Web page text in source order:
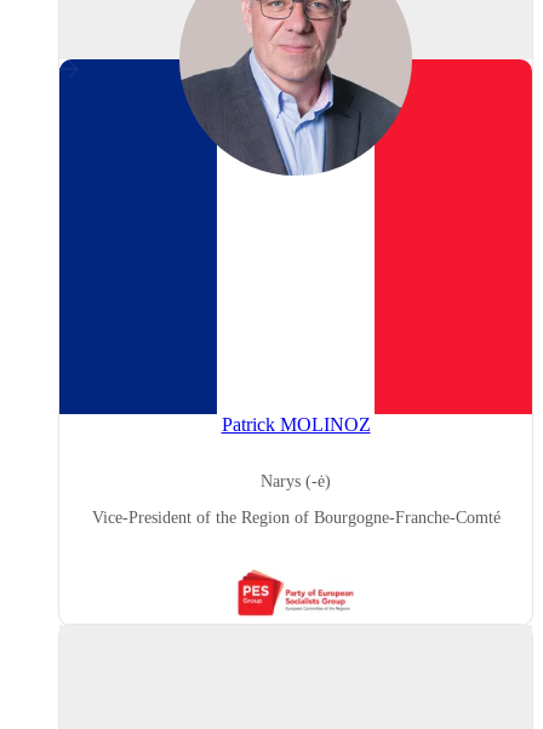
Patrick MOLINOZ
Narys (-ė)
Vice-President of the Region of Bourgogne-Franche-Comté
(Party